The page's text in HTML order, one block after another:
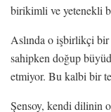
birikimli ve yetenekli
Aslında o işbirlikçi bir
sahipken doğup
etmiyor. Bu kalbi bir
Şensoy, kendi dilinin